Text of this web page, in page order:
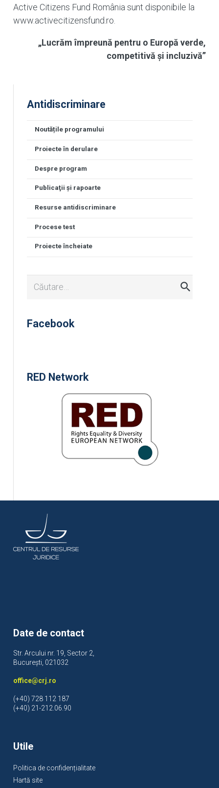
Active Citizens Fund România sunt disponibile la
www.activecitizensfund.ro.
„Lucrăm împreună pentru o Europă verde,
competitivă și incluzivă”
Antidiscriminare
Noutățile programului
Proiecte în derulare
Despre program
Publicaţii şi rapoarte
Resurse antidiscriminare
Procese test
Proiecte încheiate
Facebook
RED Network
Date de contact
Str. Arcului nr. 19, Sector 2,
București, 021032
office@crj.ro
(+40) 728 112 187
(+40) 21-212.06.90
Utile
Politica de confidențialitate
Hartă site